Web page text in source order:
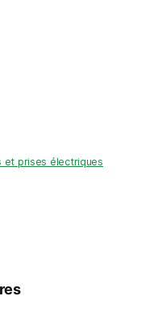
et prises électriques